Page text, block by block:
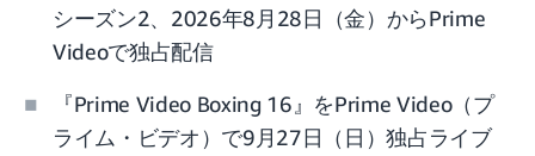
シーズン2、2026年8月28日（金）からPrime
Videoで独占配信
『Prime Video Boxing 16』をPrime Video（プ
ライム・ビデオ）で9月27日（日）独占ライブ